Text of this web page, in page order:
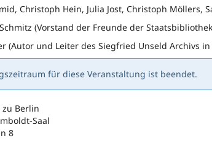
Christoph Hein, Julia Jost, Christoph Möllers,
(Vorstand der Freunde der
(Autor und Leiter des Siegfried Unseld Archivs
für diese Veranstaltung ist beendet.
Berlin
Saal
8